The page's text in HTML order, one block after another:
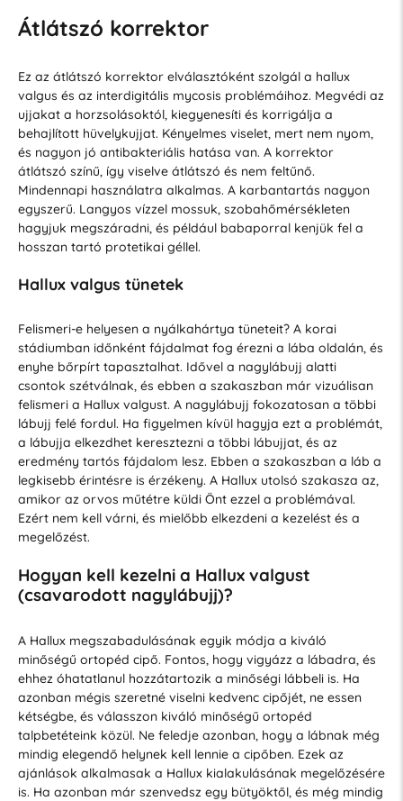
Átlátszó korrektor
Ez az átlátszó korrektor elválasztóként szolgál a hallux
valgus és az interdigitális mycosis problémáihoz. Megvédi az
ujjakat a horzsolásoktól, kiegyenesíti és korrigálja a
behajlított hüvelykujjat. Kényelmes viselet, mert nem nyom,
és nagyon jó antibakteriális hatása van. A korrektor
átlátszó színű, így viselve átlátszó és nem feltűnő.
Mindennapi használatra alkalmas. A karbantartás nagyon
egyszerű. Langyos vízzel mossuk, szobahőmérsékleten
hagyjuk megszáradni, és például babaporral kenjük fel a
hosszan tartó protetikai géllel.
Hallux valgus tünetek
Felismeri-e helyesen a nyálkahártya tüneteit? A korai
stádiumban időnként fájdalmat fog érezni a lába oldalán, és
enyhe bőrpírt tapasztalhat. Idővel a nagylábujj alatti
csontok szétválnak, és ebben a szakaszban már vizuálisan
felismeri a Hallux valgust. A nagylábujj fokozatosan a többi
lábujj felé fordul. Ha figyelmen kívül hagyja ezt a problémát,
a lábujja elkezdhet keresztezni a többi lábujjat, és az
eredmény tartós fájdalom lesz. Ebben a szakaszban a láb a
legkisebb érintésre is érzékeny. A Hallux utolsó szakasza az,
amikor az orvos műtétre küldi Önt ezzel a problémával.
Ezért nem kell várni, és mielőbb elkezdeni a kezelést és a
megelőzést.
Hogyan kell kezelni a Hallux valgust
(csavarodott nagylábujj)?
A Hallux megszabadulásának egyik módja a kiváló
minőségű ortopéd cipő. Fontos, hogy vigyázz a lábadra, és
ehhez óhatatlanul hozzátartozik a minőségi lábbeli is. Ha
azonban mégis szeretné viselni kedvenc cipőjét, ne essen
kétségbe, és válasszon kiváló minőségű ortopéd
talpbetéteink közül. Ne feledje azonban, hogy a lábnak még
mindig elegendő helynek kell lennie a cipőben. Ezek az
ajánlások alkalmasak a Hallux kialakulásának megelőzésére
is. Ha azonban már szenvedsz egy bütyöktől, és még mindig